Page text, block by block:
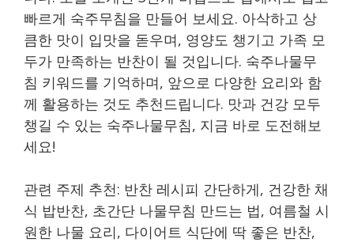
빠르게 숙주무침을 만들어 보세요. 아삭하고 상
큼한 맛이 입맛을 돋우며, 영양도 챙기고 가족 모
두가 만족하는 반찬이 될 것입니다. 숙주나물무
침 키워드를 기억하며, 앞으로 다양한 요리와 함
께 활용하는 것도 추천드립니다. 맛과 건강 모두
챙길 수 있는 숙주나물무침, 지금 바로 도전해보
세요!
관련 주제 추천: 반찬 레시피 간단하게, 건강한 채
식 밥반찬, 초간단 나물무침 만드는 법, 여름철 시
원한 나물 요리, 다이어트 식단에 딱 좋은 반찬,